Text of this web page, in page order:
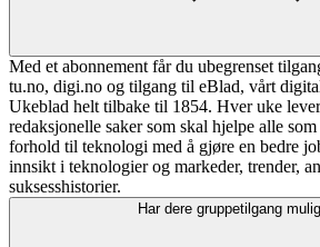
Med et abonnement får du ubegrenset
tu.no, digi.no og tilgang til eBlad, vårt
Ukeblad helt tilbake til 1854. Hver uke
redaksjonelle saker som skal hjelpe alle
forhold til teknologi med å gjøre en bedre
innsikt i teknologier og markeder, trender,
suksesshistorier.
Har dere gruppetilgang